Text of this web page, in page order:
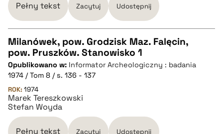
BIBTEX
Pełny tekst Zacytuj Udostępnij
CZYSTY TEKST
pobierz cytat
BIBTEX
Milanówek, pow. Grodzisk Maz. Falęcin,
pow. Pruszków. Stanowisko 1
Opublikowano w: Informator Archeologiczny : badania
1974 / Tom 8 / s. 136 - 137
ROK: 1974
Marek Tereszkowski
Stefan Woyda
Pełny tekst Zacytuj Udostępnij